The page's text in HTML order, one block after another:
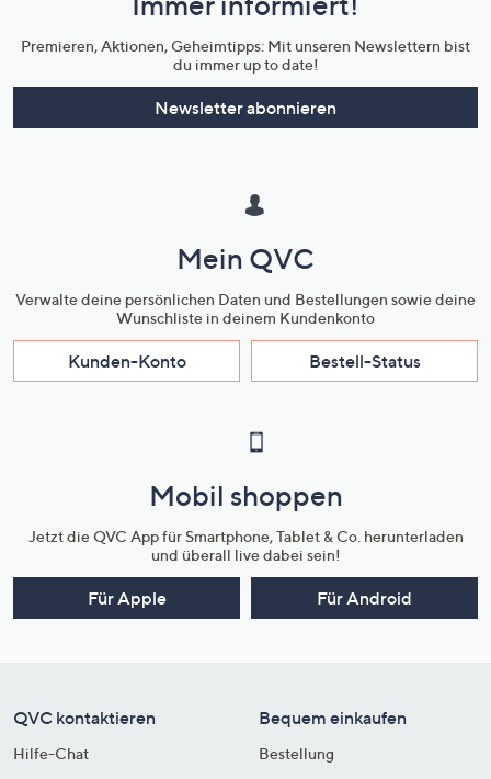
Unternehmensinformationen
Premieren, Aktionen, Geheimtipps: Mit unseren Newslettern bist
du immer up to date!
Newsletter abonnieren
Mein QVC
Verwalte deine persönlichen Daten und Bestellungen sowie deine
Wunschliste in deinem Kundenkonto
Kunden-Konto Bestell-Status
Mobil shoppen
Jetzt die QVC App für Smartphone, Tablet & Co. herunterladen
und überall live dabei sein!
Für Apple Für Android
QVC kontaktieren
Hilfe-Chat
Bequem einkaufen
Bestellung